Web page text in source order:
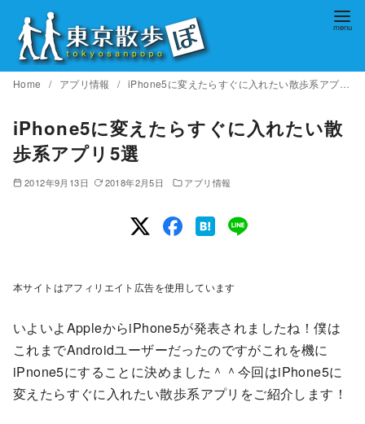
ン
動
Home アプリ情報 iPhone5に変えたらすぐに入れたい散歩系アプリ5選
iPhone5に変えたらすぐに入れたい散
歩系アプリ5選
2012年9月13日 2018年2月5日 アプリ情報
本サイトはアフィリエイト広告を使用しています
いよいよAppleからiPhone5が発表されましたね！僕は
これまでAndroidユーザーだったのですがこれを機に
iPnone5にすることに決めました＾＾今回はiPhone5に
変えたらすぐに入れたい散歩系アプリをご紹介します！